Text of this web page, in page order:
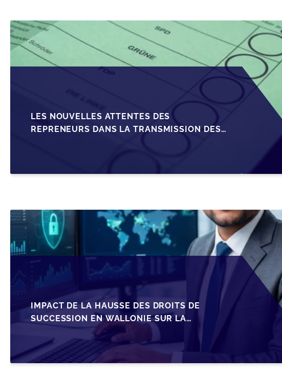
LES NOUVELLES ATTENTES DES
REPRENEURS DANS LA TRANSMISSION DES
IMPACT DE LA HAUSSE DES DROITS DE
SUCCESSION EN WALLONIE SUR LA
TRANSMISSION FAMILIALE DES PME